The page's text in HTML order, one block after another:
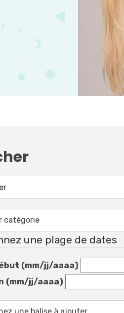
une plage de dates
(mm/jj/aaaa)
(mm/jj/aaaa)